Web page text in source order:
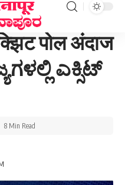
पोल अंदाज
ಎಕ್ಸಿಟ್
8 Min Read